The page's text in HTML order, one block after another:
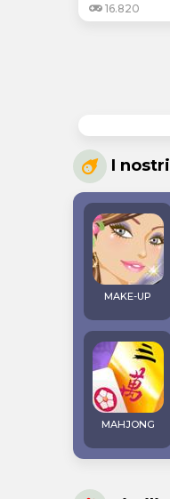
16.820
I
MAKE-UP
MAHJONG